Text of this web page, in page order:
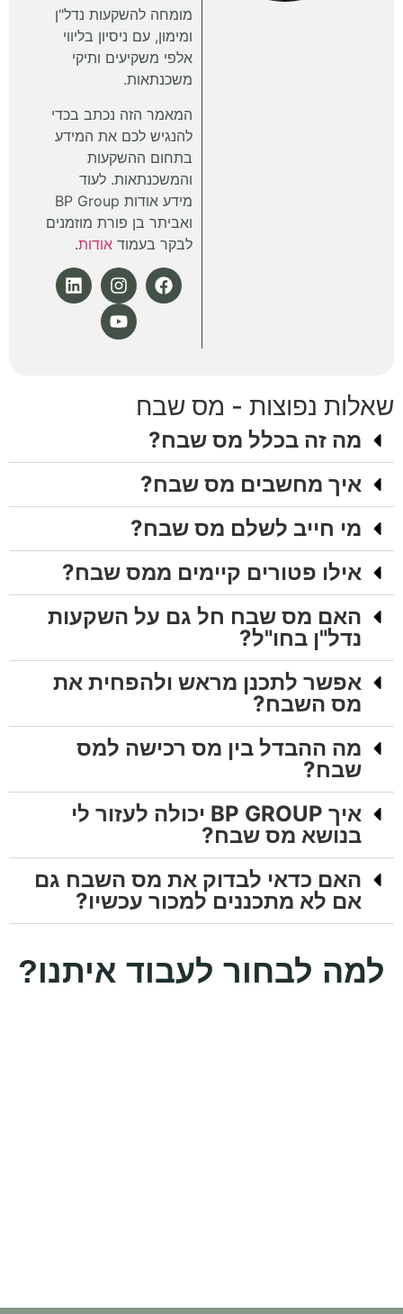
מומחה להשקעות נדל"ן
ומימון, עם ניסיון בליווי
אלפי משקיעים ותיקי
משכנתאות.
המאמר הזה נכתב בכדי
להנגיש לכם את המידע
בתחום ההשקעות
והמשכנתאות. לעוד
מידע אודות BP Group
ואביתר בן פורת מוזמנים
לבקר בעמודאודות.
שאלות נפוצות - מס שבח
מה זה בכלל מס שבח?
איך מחשבים מס שבח?
מי חייב לשלם מס שבח?
אילו פטורים קיימים ממס שבח?
האם מס שבח חל גם על השקעות
נדל"ן בחו"ל?
אפשר לתכנן מראש ולהפחית את
מס השבח?
מה ההבדל בין מס רכישה למס
שבח?
איך BP GROUP יכולה לעזור לי
בנושא מס שבח?
האם כדאי לבדוק את מס השבח גם
אם לא מתכננים למכור עכשיו?
למה לבחור לעבוד איתנו?